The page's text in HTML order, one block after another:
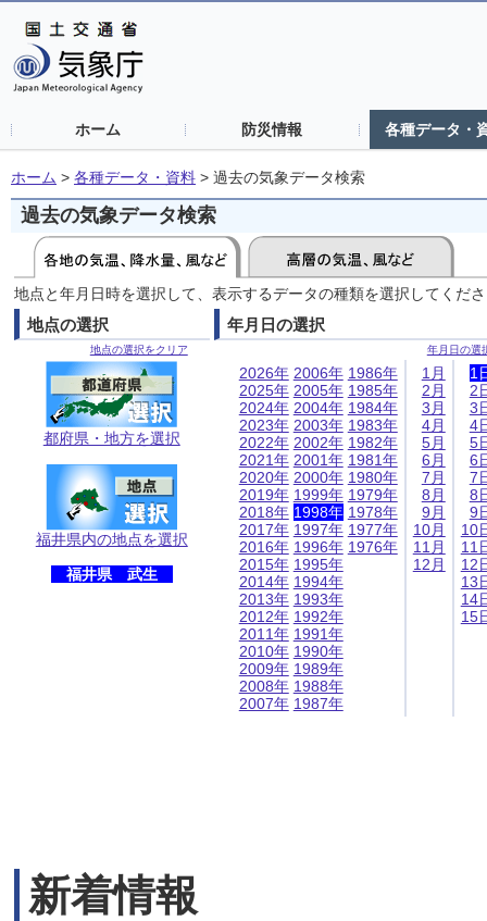
ホーム 防災情報 各種データ・
ホーム > 各種データ・資料 > 過去の気象データ検索
過去の気象データ検索
地点と年月日時を選択して、表示するデータの種類を選択してくだ
地点の選択
地点の選択をクリア
都府県・地方を選択
福井県内の地点を選択
福井県 武生
年月日の選択
年月日の選
2026年
2025年
2024年
2023年
2022年
2021年
2020年
2019年
2018年
2017年
2016年
2015年
2014年
2013年
2012年
2011年
2010年
2009年
2008年
2007年
2006年
2005年
2004年
2003年
2002年
2001年
2000年
1999年
1998年
1997年
1996年
1995年
1994年
1993年
1992年
1991年
1990年
1989年
1988年
1987年
1986年
1985年
1984年
1983年
1982年
1981年
1980年
1979年
1978年
1977年
1976年
1月
2月
3月
4月
5月
6月
7月
8月
9月
10月
11月
12月
1
2
3
4
5
6
7
8
9
10
11
12
13
14
15
新着情報